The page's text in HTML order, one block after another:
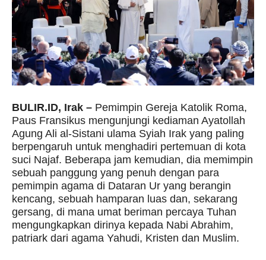
BULIR.ID, Irak – Pemimpin Gereja Katolik Roma,
Paus Fransikus mengunjungi kediaman Ayatollah
Agung Ali al-Sistani ulama Syiah Irak yang paling
berpengaruh untuk menghadiri pertemuan di kota
suci Najaf. Beberapa jam kemudian, dia memimpin
sebuah panggung yang penuh dengan para
pemimpin agama di Dataran Ur yang berangin
kencang, sebuah hamparan luas dan, sekarang
gersang, di mana umat beriman percaya Tuhan
mengungkapkan dirinya kepada Nabi Abrahim,
patriark dari agama Yahudi, Kristen dan Muslim.